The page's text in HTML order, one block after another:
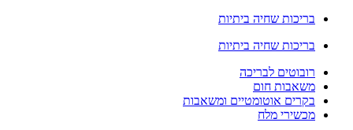
בריכות שחיה ביתיות
בריכות שחיה ביתיות
רובוטים לבריכה
משאבות חום
בקרים אוטומטיים ומשאבות
מכשירי מלח